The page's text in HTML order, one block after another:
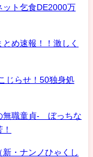
ット乞食DE2000万
め速報！！激しく
じらせ！50独身処
職童貞- ぼっちな
・ナンノひゃくし